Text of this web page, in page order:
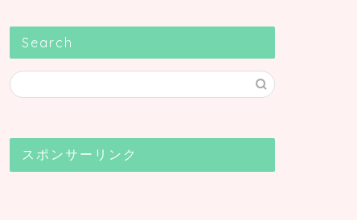
Search
スポンサーリンク